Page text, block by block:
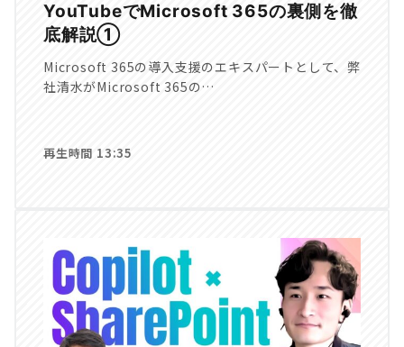
YouTubeでMicrosoft 365の裏側を徹
底解説①
Microsoft 365の導入支援のエキスパートとして、弊
社清水がMicrosoft 365の…
再生時間 13:35